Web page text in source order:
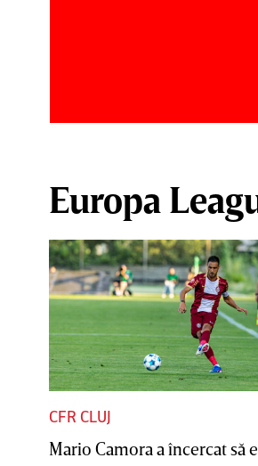
Europa
CFR CLUJ
Mario Camora a încercat să